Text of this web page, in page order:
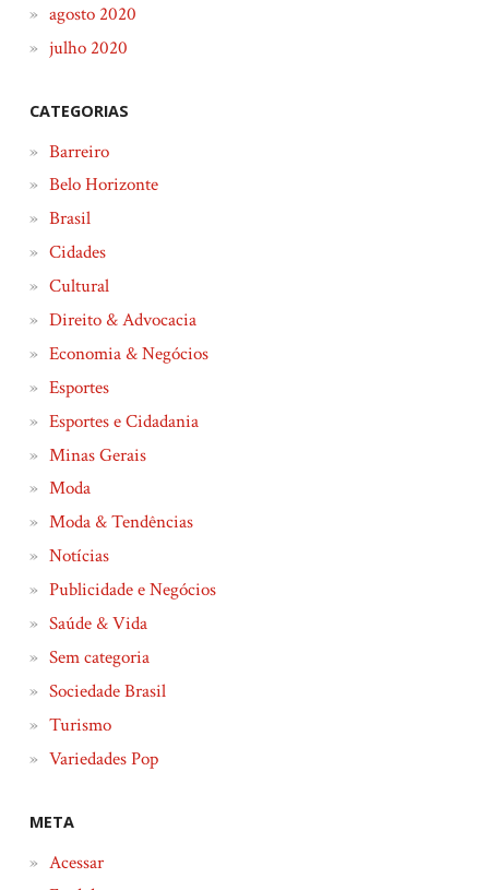
agosto 2020
julho 2020
CATEGORIAS
Barreiro
Belo Horizonte
Brasil
Cidades
Cultural
Direito & Advocacia
Economia & Negócios
Esportes
Esportes e Cidadania
Minas Gerais
Moda
Moda & Tendências
Notícias
Publicidade e Negócios
Saúde & Vida
Sem categoria
Sociedade Brasil
Turismo
Variedades Pop
META
Acessar